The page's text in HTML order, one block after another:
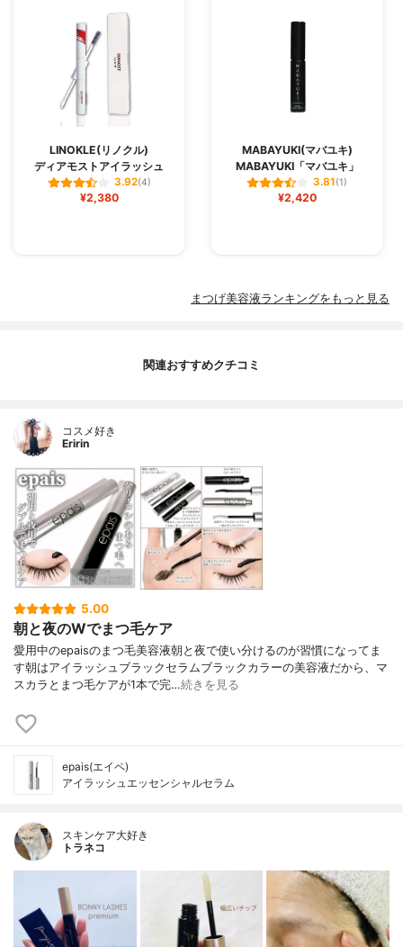
LINOKLE(リノクル)
ディアモストアイラッシュ
3.92(4)
¥2,380
MABAYUKI(マバユキ)
MABAYUKI「マバユキ」
3.81(1)
¥2,420
まつげ美容液ランキングをもっと見る
関連おすすめクチコミ
コスメ好き
Eririn
5.00
朝と夜のWでまつ毛ケア
愛用中のepaisのまつ毛美容液朝と夜で使い分けるのが習慣になってま
す朝はアイラッシュブラックセラムブラックカラーの美容液だから、マ
スカラとまつ毛ケアが1本で完…続きを見る
epais(エイペ)
アイラッシュエッセンシャルセラム
スキンケア大好き
トラネコ